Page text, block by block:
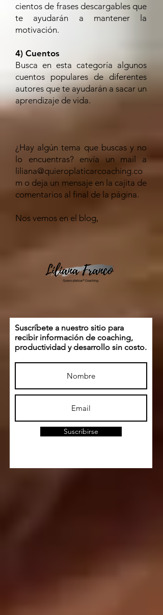
cientos de frases descargables que
te ayudarán a mantener la
motivación.
4) Cuentos
Busca en esta categoría algunos
cuentos populares de diferentes
autores que te ayudarán a sacar un
aprendizaje de vida.
¿Hay algún tema que buscas y no
lo encuentras? envía un mail a
liliana@quieroplaticarcoaching.co
m o deja un mensaje en la cajita de
comentarios al final de la página.
Nos vemos en el blog,
Suscríbete a nuestro sitio para
recibir información de coaching,
productividad y desarrollo sin costo.
Suscribirse